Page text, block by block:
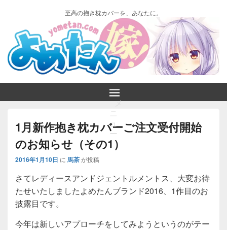
至高の抱き枕カバーを、あなたに。
メ
ニ
ュ
ー
1月新作抱き枕カバーご注文受付開始
のお知らせ（その1）
2016年1月10日 に 馬茶が投稿
さてレディースアンドジェントルメントス、大変お待
たせいたしましたよめたんブランド2016、1作目のお
披露目です。
今年は新しいアプローチをしてみようというのがテー